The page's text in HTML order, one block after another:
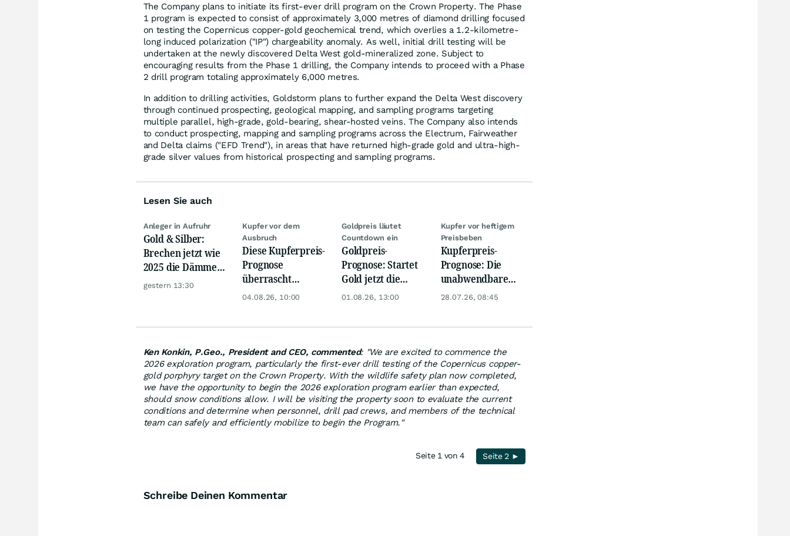
The Company plans to initiate its first-ever drill program on the Crown Property. The Phase
1 program is expected to consist of approximately 3,000 metres of diamond drilling focused
on testing the Copernicus copper-gold geochemical trend, which overlies a 1.2-kilometre-
long induced polarization ("IP") chargeability anomaly. As well, initial drill testing will be
undertaken at the newly discovered Delta West gold-mineralized zone. Subject to
encouraging results from the Phase 1 drilling, the Company intends to proceed with a Phase
2 drill program totaling approximately 6,000 metres.
In addition to drilling activities, Goldstorm plans to further expand the Delta West discovery
through continued prospecting, geological mapping, and sampling programs targeting
multiple parallel, high-grade, gold-bearing, shear-hosted veins. The Company also intends
to conduct prospecting, mapping and sampling programs across the Electrum, Fairweather
and Delta claims ("EFD Trend"), in areas that have returned high-grade gold and ultra-high-
grade silver values from historical prospecting and sampling programs.
Lesen Sie auch
Anleger in Aufruhr
Gold & Silber:
Brechen jetzt wie
2025 die Dämme?
Minenaktien vor
gestern 13:30
Kupfer vor dem
Ausbruch
Diese Kupferpreis-
Prognose
überrascht
Anleger: Startet
04.08.26, 10:00
Goldpreis läutet
Countdown ein
Goldpreis-
Prognose: Startet
Gold jetzt die
Trendwende? 4
01.08.26, 13:00
Kupfer vor heftigem
Preisbeben
Kupferpreis-
Prognose: Die
unabwendbare
Rohstoffrallye -
28.07.26, 08:45
Ken Konkin, P.Geo., President and CEO, commented: "We are excited to commence the
2026 exploration program, particularly the first-ever drill testing of the Copernicus copper-
gold porphyry target on the Crown Property. With the wildlife safety plan now completed,
we have the opportunity to begin the 2026 exploration program earlier than expected,
should snow conditions allow. I will be visiting the property soon to evaluate the current
conditions and determine when personnel, drill pad crews, and members of the technical
team can safely and efficiently mobilize to begin the Program."
Seite 1 von 4 Seite 2 ►
Schreibe Deinen Kommentar